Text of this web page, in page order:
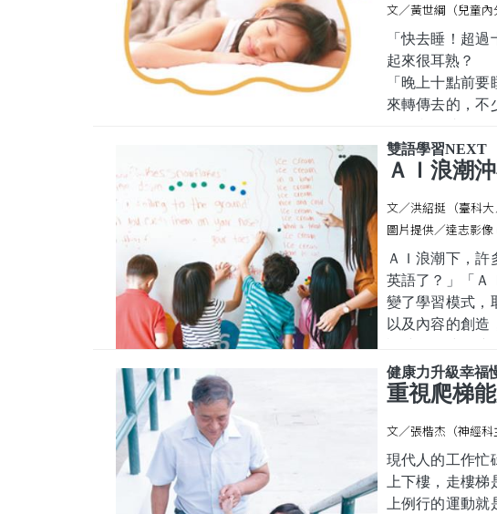
文／黃世綱（兒童
「快去睡！超
起來很耳熟？
「晚上十點前
來轉傳去的，不
然而，這件事大
把心力放在「孩
夜裡，當孩子進
雙語學習NEXT
ＡＩ浪潮
文／洪紹挺（臺科
圖片提供／達志影
ＡＩ浪潮下，
英語了？」「Ａ
變了學習模式，
以及內容的創
母是不願意的
力」。
融入文化，以及
健康力升級幸福
重視爬梯
文／張楷杰（神經
現代人的工作忙
上下樓，走樓
上例行的運動